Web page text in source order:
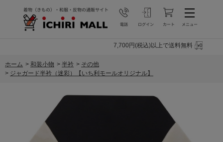
7,700円(税込)以上で送料無料
ホーム > 和装小物 > 半衿 > その他
> ジャガード半衿（迷彩）【いち利モールオリジナル】